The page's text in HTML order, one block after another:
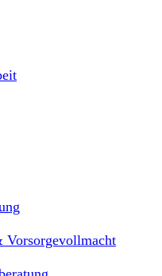
Vorsorgevollmacht